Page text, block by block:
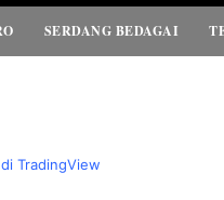
SERDANG BEDAGAI
TradingView